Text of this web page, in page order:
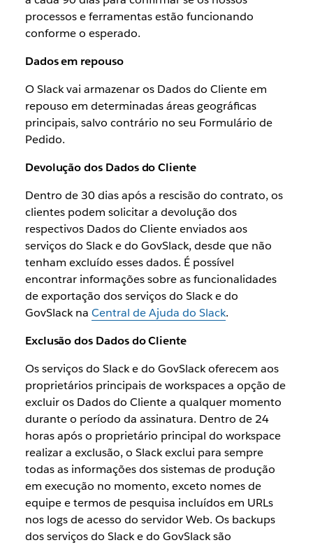
processos e ferramentas estão funcionando
conforme o esperado.
Dados em repouso
O Slack vai armazenar os Dados do Cliente em
repouso em determinadas áreas geográficas
principais, salvo contrário no seu Formulário de
Pedido.
Devolução dos Dados do Cliente
Dentro de 30 dias após a rescisão do contrato, os
clientes podem solicitar a devolução dos
respectivos Dados do Cliente enviados aos
serviços do Slack e do GovSlack, desde que não
tenham excluído esses dados. É possível
encontrar informações sobre as funcionalidades
de exportação dos serviços do Slack e do
GovSlack na Central de Ajuda do Slack.
Exclusão dos Dados do Cliente
Os serviços do Slack e do GovSlack oferecem aos
proprietários principais de workspaces a opção de
excluir os Dados do Cliente a qualquer momento
durante o período da assinatura. Dentro de 24
horas após o proprietário principal do workspace
realizar a exclusão, o Slack exclui para sempre
todas as informações dos sistemas de produção
em execução no momento, exceto nomes de
equipe e termos de pesquisa incluídos em URLs
nos logs de acesso do servidor Web. Os backups
dos serviços do Slack e do GovSlack são